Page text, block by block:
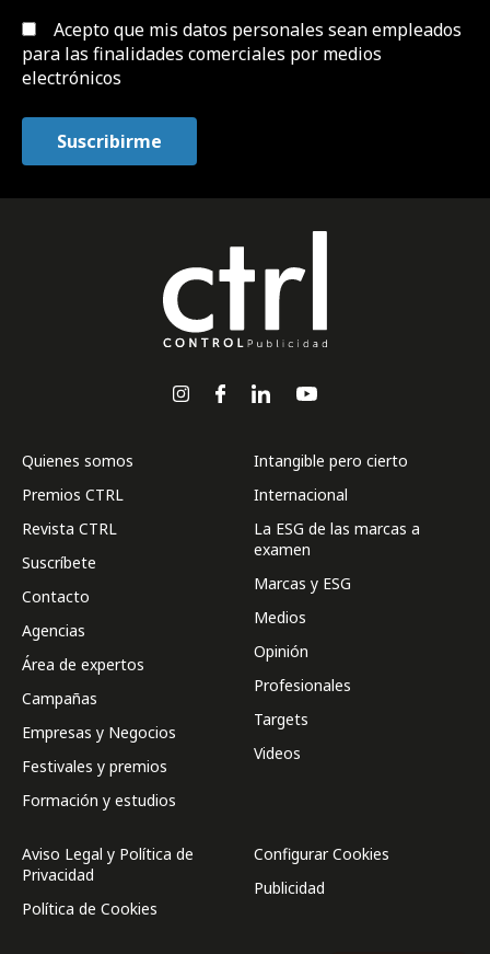
Acepto que mis datos personales sean empleados
para las finalidades comerciales por medios
electrónicos
Quienes somos
Premios CTRL
Revista CTRL
Suscríbete
Contacto
Agencias
Área de expertos
Campañas
Empresas y Negocios
Festivales y premios
Formación y estudios
Intangible pero cierto
Internacional
La ESG de las marcas a
examen
Marcas y ESG
Medios
Opinión
Profesionales
Targets
Videos
Aviso Legal y Política de
Privacidad
Política de Cookies
Configurar Cookies
Publicidad